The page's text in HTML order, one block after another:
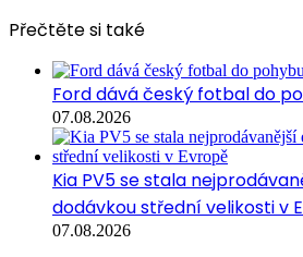
Přečtěte si také
Ford dává český fotbal do
07.08.2026
Kia PV5 se stala
dodávkou střední velikosti v
07.08.2026